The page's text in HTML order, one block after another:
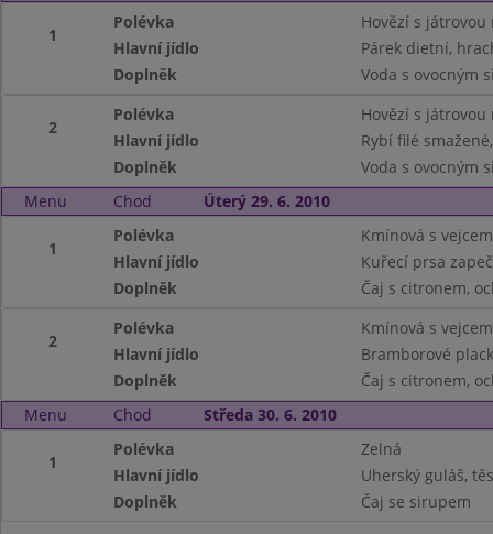
1
Polévka
Hovězí s játrovou
Hlavní jídlo
Párek dietní,
Doplněk
Voda s ovocným
2
Polévka
Hovězí s játrovou
Hlavní jídlo
Rybí filé
Doplněk
Voda s ovocným
Menu
Chod Úterý 29. 6. 2010
1
Polévka
Kmínová s vejcem
Hlavní jídlo
Kuřecí prsa
Doplněk
Čaj s citronem,
2
Polévka
Kmínová s vejcem
Hlavní jídlo
Bramborové
Doplněk
Čaj s citronem,
Menu
Chod Středa 30. 6. 2010
1
Polévka
Zelná
Hlavní jídlo
Uherský guláš,
Doplněk
Čaj se sirupem